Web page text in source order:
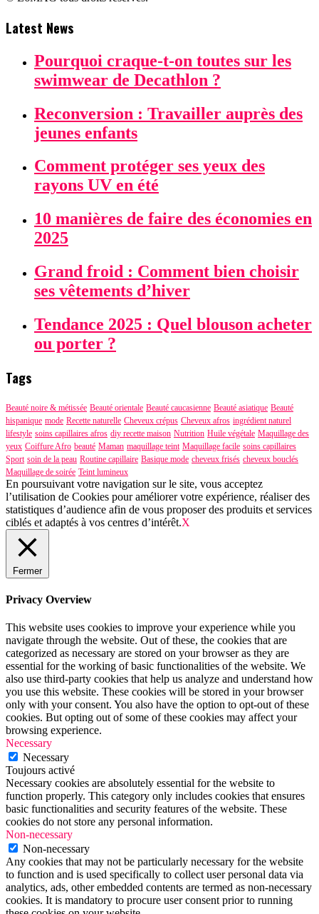
Latest News
Pourquoi craque-t-on toutes sur les
swimwear de Decathlon ?
Reconversion : Travailler auprès des
jeunes enfants
Comment protéger ses yeux des
rayons UV en été
10 manières de faire des économies en
2025
Grand froid : Comment bien choisir
ses vêtements d’hiver
Tendance 2025 : Quel blouson acheter
ou porter ?
Tags
Beauté noire & métissée Beauté orientale Beauté caucasienne Beauté asiatique Beauté
hispanique mode Recette naturelle Cheveux crépus Cheveux afros ingrédient naturel
lifestyle soins capillaires afros diy recette maison Nutrition Huile végétale Maquillage des
yeux Coiffure Afro beauté Maman maquillage teint Maquillage facile soins capillaires
Sport soin de la peau Routine capillaire Basique mode cheveux frisés cheveux bouclés
Maquillage de soirée Teint lumineux
En poursuivant votre navigation sur le site, vous acceptez
l’utilisation de Cookies pour améliorer votre expérience, réaliser des
statistiques d’audience afin de vous proposer des produits et services
ciblés et adaptés à vos centres d’intérêt.X
Fermer
Privacy Overview
This website uses cookies to improve your experience while you
navigate through the website. Out of these, the cookies that are
categorized as necessary are stored on your browser as they are
essential for the working of basic functionalities of the website. We
also use third-party cookies that help us analyze and understand how
you use this website. These cookies will be stored in your browser
only with your consent. You also have the option to opt-out of these
cookies. But opting out of some of these cookies may affect your
browsing experience.
Necessary
Necessary
Toujours activé
Necessary cookies are absolutely essential for the website to
function properly. This category only includes cookies that ensures
basic functionalities and security features of the website. These
cookies do not store any personal information.
Non-necessary
Non-necessary
Any cookies that may not be particularly necessary for the website
to function and is used specifically to collect user personal data via
analytics, ads, other embedded contents are termed as non-necessary
cookies. It is mandatory to procure user consent prior to running